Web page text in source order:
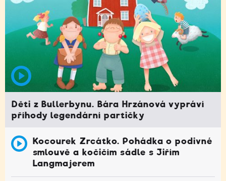
Děti z Bullerbynu. Bára Hrzánová vypráví
příhody legendární partičky
Kocourek Zrcátko. Pohádka o podivné
smlouvě a kočičím sádle s Jiřím
Langmajerem